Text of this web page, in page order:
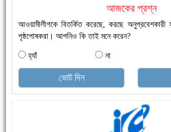
এক সপ্তাহে শনাক্ত বেড়েছে ৫৫%, মৃত্যু ৪৬%
আজকের প্রশ্ন
আওয়ামীলীগকে বিতর্কিত করেছে, করছে অনুপ্রবেশকারী
পৃষ্ঠপোষকরা। আপনিও কি তাই মনে করেন?
হ্যাঁ না
ভোট দিন